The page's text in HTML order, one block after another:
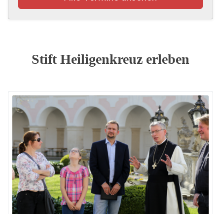
Stift Heiligenkreuz erleben